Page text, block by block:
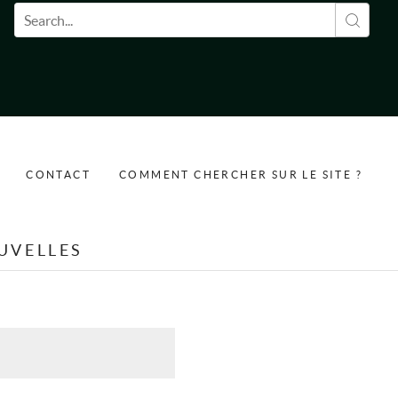
Formulaire de recherche
CONTACT COMMENT CHERCHER SUR LE SITE ?